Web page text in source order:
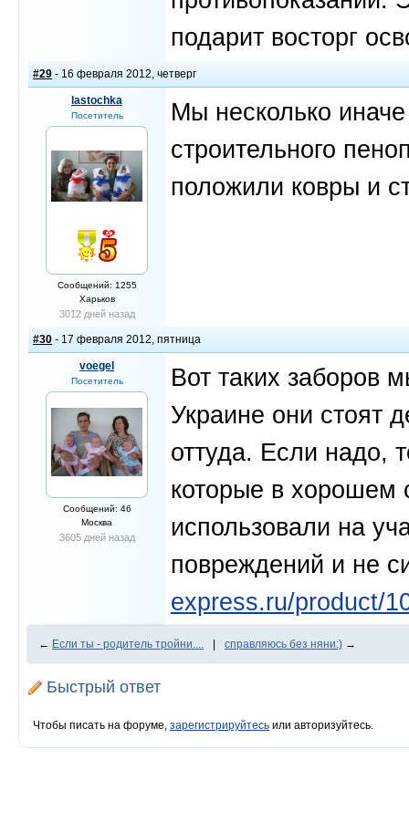
подарит восторг
#29 - 16 февраля 2012, четверг
lastochka
Посетитель
Сообщений: 1255
Харьков
3012 дней назад
Мы несколько
строительного
положили ковры и
#30 - 17 февраля 2012, пятница
voegel
Посетитель
Сообщений: 46
Москва
3605 дней назад
Вот таких заборов
Украине они стоят
оттуда. Если надо,
которые в хорошем
использовали на
повреждений и не
express.ru/product/
← Если ты - родитель тройни.... справляюсь без няни:) →
Быстрый ответ
Чтобы писать на форуме, зарегистрируйтесь или авторизуйтесь.